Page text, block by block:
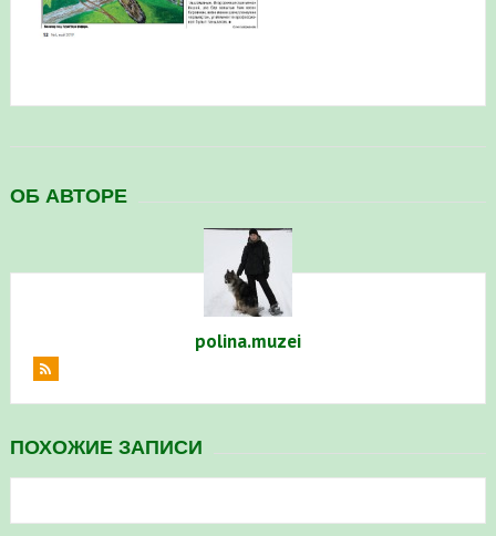
ОБ АВТОРЕ
polina.muzei
ПОХОЖИЕ ЗАПИСИ